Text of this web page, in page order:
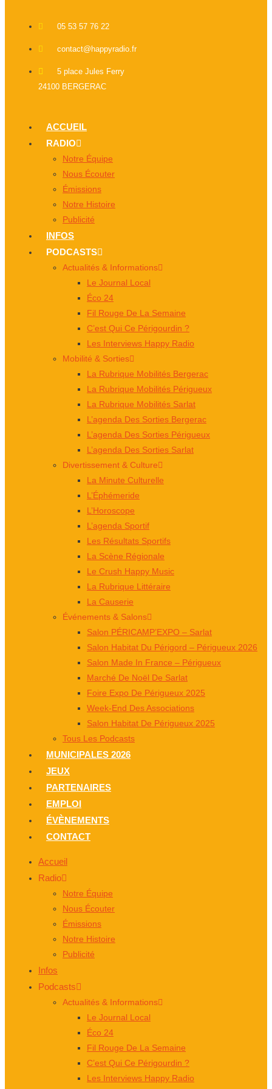
05 53 57 76 22
contact@happyradio.fr
5 place Jules Ferry
24100 BERGERAC
ACCUEIL
RADIO
Notre Équipe
Nous Écouter
Émissions
Notre Histoire
Publicité
INFOS
PODCASTS
Actualités & Informations
Le Journal Local
Éco 24
Fil Rouge De La Semaine
C’est Qui Ce Périgourdin ?
Les Interviews Happy Radio
Mobilité & Sorties
La Rubrique Mobilités Bergerac
La Rubrique Mobilités Périgueux
La Rubrique Mobilités Sarlat
L’agenda Des Sorties Bergerac
L’agenda Des Sorties Périgueux
L’agenda Des Sorties Sarlat
Divertissement & Culture
La Minute Culturelle
L’Éphémeride
L’Horoscope
L’agenda Sportif
Les Résultats Sportifs
La Scène Régionale
Le Crush Happy Music
La Rubrique Littéraire
La Causerie
Événements & Salons
Salon PÉRICAMP’EXPO – Sarlat
Salon Habitat Du Périgord – Périgueux 2026
Salon Made In France – Périgueux
Marché De Noël De Sarlat
Foire Expo De Périgueux 2025
Week-End Des Associations
Salon Habitat De Périgueux 2025
Tous Les Podcasts
MUNICIPALES 2026
JEUX
PARTENAIRES
EMPLOI
ÉVÈNEMENTS
CONTACT
Accueil
Radio
Notre Équipe
Nous Écouter
Émissions
Notre Histoire
Publicité
Infos
Podcasts
Actualités & Informations
Le Journal Local
Éco 24
Fil Rouge De La Semaine
C’est Qui Ce Périgourdin ?
Les Interviews Happy Radio